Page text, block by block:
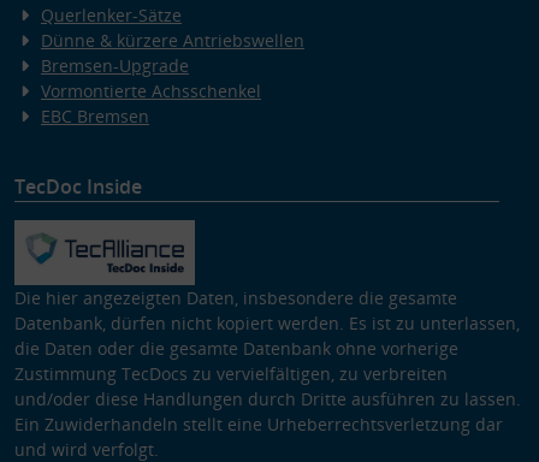
Querlenker-Sätze
Dünne & kürzere Antriebswellen
Bremsen-Upgrade
Vormontierte Achsschenkel
EBC Bremsen
TecDoc Inside
Die hier angezeigten Daten, insbesondere die gesamte
Datenbank, dürfen nicht kopiert werden. Es ist zu unterlassen,
die Daten oder die gesamte Datenbank ohne vorherige
Zustimmung TecDocs zu vervielfältigen, zu verbreiten
und/oder diese Handlungen durch Dritte ausführen zu lassen.
Ein Zuwiderhandeln stellt eine Urheberrechtsverletzung dar
und wird verfolgt.